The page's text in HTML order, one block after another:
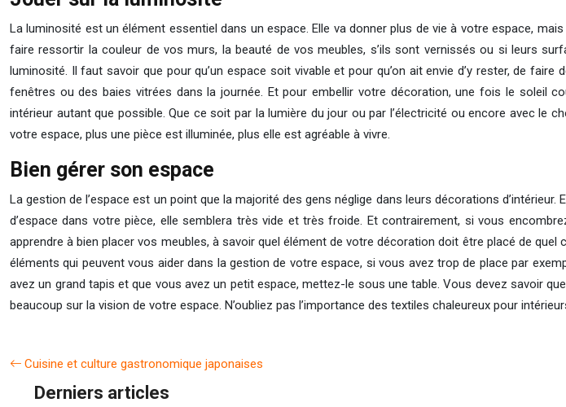
La luminosité est un élément essentiel dans un espace. Elle va donner plus de vie à votre espace,
faire ressortir la couleur de vos murs, la beauté de vos meubles, s’ils sont vernissés ou si leurs
luminosité. Il faut savoir que pour qu’un espace soit vivable et pour qu’on ait envie d’y rester, de
fenêtres ou des baies vitrées dans la journée. Et pour embellir votre décoration, une fois le soleil
intérieur autant que possible. Que ce soit par la lumière du jour ou par l’électricité ou encore avec
votre espace, plus une pièce est illuminée, plus elle est agréable à vivre.
Bien gérer son espace
La gestion de l’espace est un point que la majorité des gens néglige dans leurs décorations
d’espace dans votre pièce, elle semblera très vide et très froide. Et contrairement, si vous
apprendre à bien placer vos meubles, à savoir quel élément de votre décoration doit être placé de
éléments qui peuvent vous aider dans la gestion de votre espace, si vous avez trop de place par
avez un grand tapis et que vous avez un petit espace, mettez-le sous une table. Vous devez savoir
beaucoup sur la vision de votre espace. N’oubliez pas l’importance des textiles chaleureux pour
Cuisine et culture gastronomique japonaises
Derniers articles